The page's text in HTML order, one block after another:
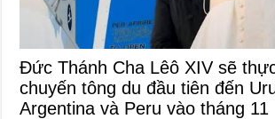
Đức Thánh Cha Lêô XIV sẽ
chuyến tông du đầu tiên đến
Argentina và Peru vào tháng 11